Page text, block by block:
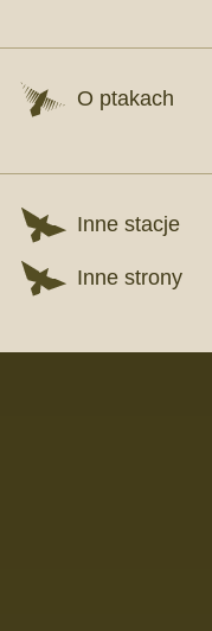
O ptakach
Inne stacje
Inne strony